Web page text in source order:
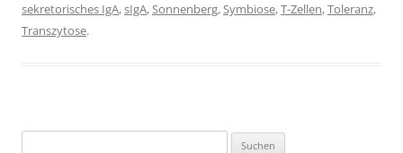
sekretorisches IgA,sIgA,Sonnenberg,Symbiose,T-Zellen,Toleranz,
Transzytose.